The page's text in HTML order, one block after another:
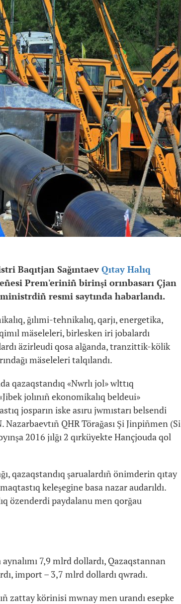
Baqıtjan Sağıntaev Qıtay Halıq
Prem'eriniñ birinşi orınbasarı Çjan
resmi saytında habarlandı.
ğılımi-tehnikalıq, qarjı, energetika,
mäseleleri, birlesken iri jobalardı
äzirleudi qosa alğanda, tranzittik-kölik
mäseleleri talqılandı.
qazaqstandıq «Nwrlı jol» wlttıq
jolınıñ ekonomikalıq beldeui»
josparın iske asıru jwmıstarı belsendi
QHR Törağası Şi Jinpiñmen (Si
2016 jılğı 2 qırküyekte Hançjouda qol
qazaqstandıq şarualardıñ önimderin qıtay
keleşegine basa nazar audarıldı.
özenderdi paydalanu men qorğau
aynalımı 7,9 mlrd dollardı, Qazaqstannan
import – 3,7 mlrd dollardı qwradı.
zattay körinisi mwnay men urandı esepke